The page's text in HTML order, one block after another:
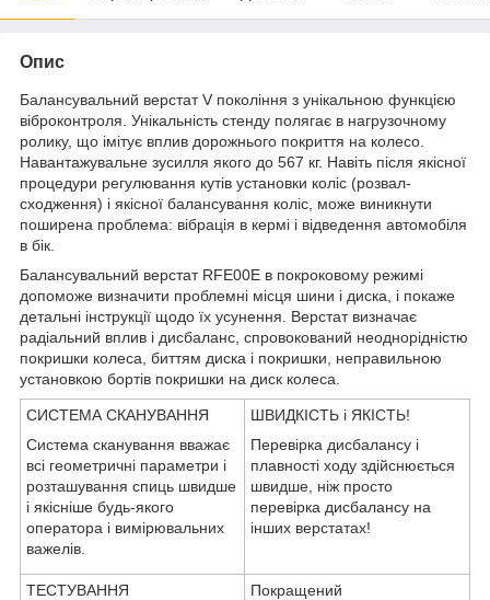
Опис
Балансувальний верстат V покоління з унікальною функцією
віброконтроля. Унікальність стенду полягає в нагрузочному
ролику, що імітує вплив дорожнього покриття на колесо.
Навантажувальне зусилля якого до 567 кг. Навіть після якісної
процедури регулювання кутів установки коліс (розвал-
сходження) і якісної балансування коліс, може виникнути
поширена проблема: вібрація в кермі і відведення автомобіля
в бік.
Балансувальний верстат RFE00E в покроковому режимі
допоможе визначити проблемні місця шини і диска, і покаже
детальні інструкції щодо їх усунення. Верстат визначає
радіальний вплив і дисбаланс, спровокований неоднорідністю
покришки колеса, биттям диска і покришки, неправильною
установкою бортів покришки на диск колеса.
СИСТЕМА СКАНУВАННЯ
Система сканування вважає
всі геометричні параметри і
розташування спиць швидше
і якісніше будь-якого
оператора і вимірювальних
важелів.
ШВИДКІСТЬ і ЯКІСТЬ!
Перевірка дисбалансу і
плавності ходу здійснюється
швидше, ніж просто
перевірка дисбалансу на
інших верстатах!
ТЕСТУВАННЯ
Покращений